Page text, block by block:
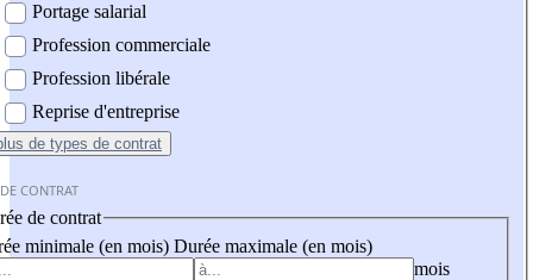
Portage salarial
Profession commerciale
Profession libérale
Reprise d'entreprise
de types de contrat
CONTRAT
de contrat
minimale (en mois) Durée maximale (en mois)
mois